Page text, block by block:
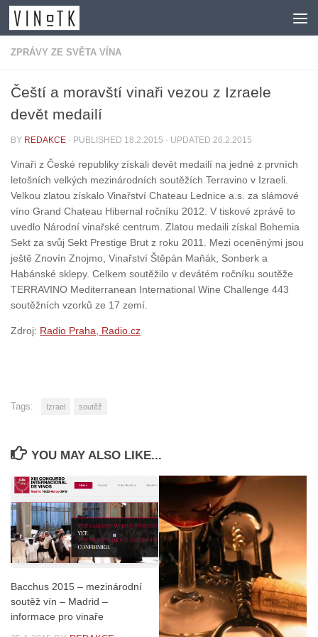
Skip to content
ZPRÁVY ZE SVĚTA VÍNA
Čeští a moravští vinaři vezou z Izraele
devět medailí
BY REDAKCE · PUBLISHED 18.2.2015 · UPDATED 26.2.2015
Vinaři z České republiky získali devět medailí na jedné z prvních
letošních velkých mezinárodních soutěžích Terravino v Izraeli.
Velkou zlatou získalo Vinařství Chateau Lednice a.s. za slámové
víno Grand Chateau Hibernal ročníku 2012. V tiskové zprávě to
uvedlo Národní vinařské centrum. Zlatou medaili získal Bohemia
Sekt za svůj Sekt Prestige Brut z roku 2011. Mezi oceněnými jsou
ještě Znovín Znojmo, Vinařství Štěpán Maňák, Sonberk a
Habánské sklepy. Celkem soutěžilo v devátém ročníku soutěže
TERRAVINO Mediterranean International Wine Challenge 443
soutěžních vzorků ze 17 zemí.
Zdroj: Radio Praha, Radio.cz
Tags: Izrael soutěž
YOU MAY ALSO LIKE...
Bacchus 2015 – mezinárodní
soutěž vín – Madrid –
informace pro vinaře